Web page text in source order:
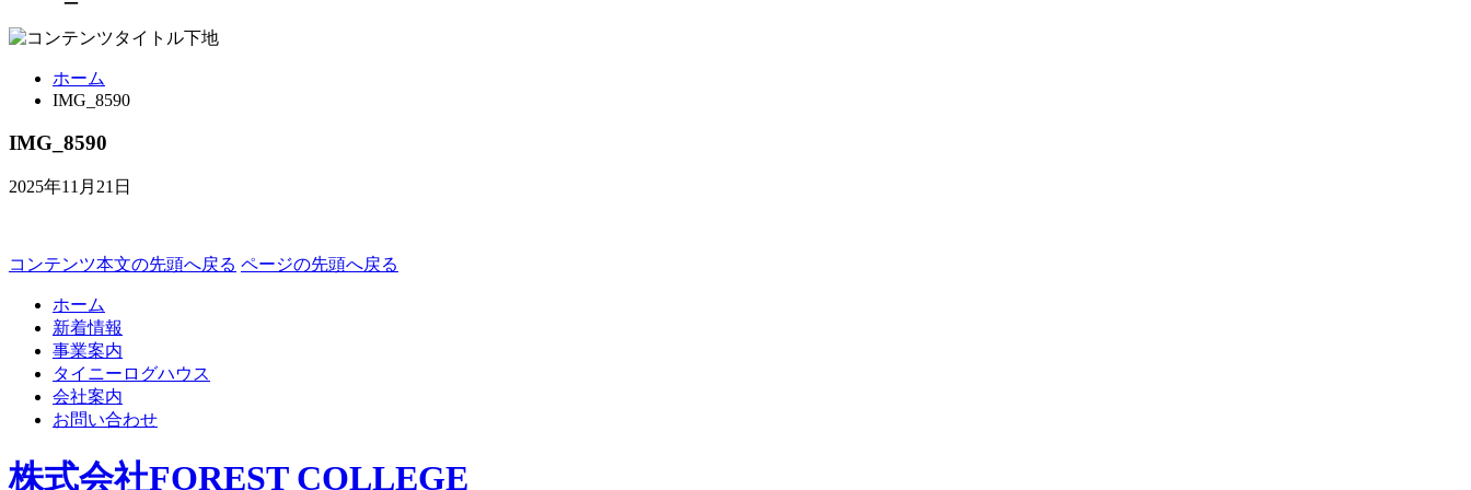
ホーム
IMG_8590
IMG_8590
2025年11月21日
コンテンツ本文の先頭へ戻る ページの先頭へ戻る
ホーム
新着情報
事業案内
タイニーログハウス
会社案内
お問い合わせ
株式会社FOREST COLLEGE